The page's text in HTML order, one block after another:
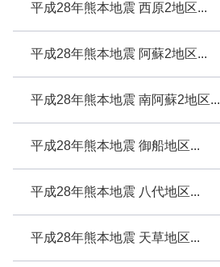
平成28年熊本地震 西原2地区...
平成28年熊本地震 阿蘇2地区...
平成28年熊本地震 南阿蘇2地区...
平成28年熊本地震 御船地区...
平成28年熊本地震 八代地区...
平成28年熊本地震 天草地区...